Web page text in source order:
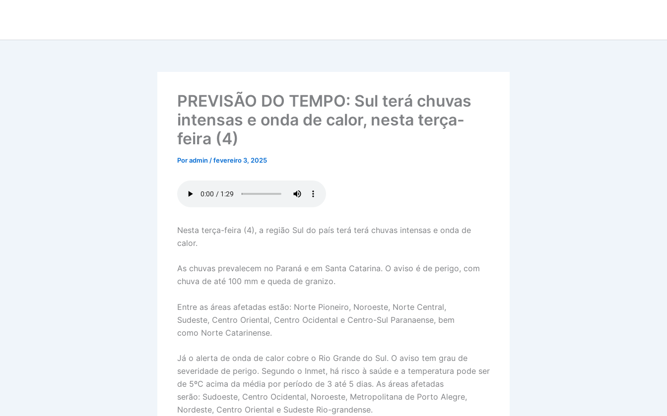
PREVISÃO DO TEMPO: Sul terá chuvas
intensas e onda de calor, nesta terça-
feira (4)
Poradmin /fevereiro 3, 2025
Nesta terça-feira (4), a região Sul do país terá terá chuvas intensas e onda de
calor.
As chuvas prevalecem no Paraná e em Santa Catarina. O aviso é de perigo, com
chuva de até 100 mm e queda de granizo.
Entre as áreas afetadas estão: Norte Pioneiro, Noroeste, Norte Central,
Sudeste, Centro Oriental, Centro Ocidental e Centro-Sul Paranaense, bem
como Norte Catarinense.
Já o alerta de onda de calor cobre o Rio Grande do Sul. O aviso tem grau de
severidade de perigo. Segundo o Inmet, há risco à saúde e a temperatura pode ser
de 5ºC acima da média por período de 3 até 5 dias. As áreas afetadas
serão: Sudoeste, Centro Ocidental, Noroeste, Metropolitana de Porto Alegre,
Nordeste, Centro Oriental e Sudeste Rio-grandense.